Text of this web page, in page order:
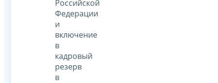
Российской
Федерации
и
включение
в
кадровый
резерв
в